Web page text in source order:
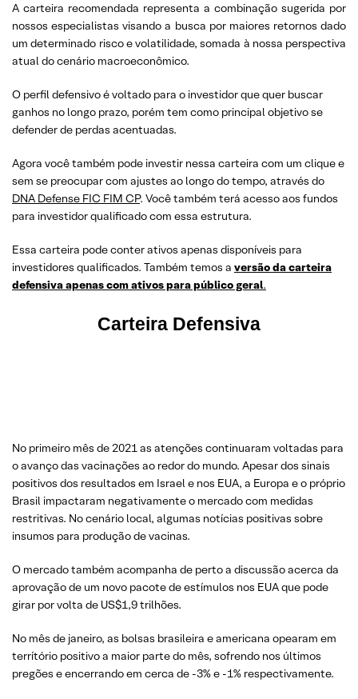
A carteira recomendada representa a combinação sugerida por
nossos especialistas visando a busca por maiores retornos dado
um determinado risco e volatilidade, somada à nossa perspectiva
atual do cenário macroeconômico.
O perfil defensivo é voltado para o investidor que quer buscar
ganhos no longo prazo, porém tem como principal objetivo se
defender de perdas acentuadas.
Agora você também pode investir nessa carteira com um clique e
sem se preocupar com ajustes ao longo do tempo, através do
DNA Defense FIC FIM CP. Você também terá acesso aos fundos
para investidor qualificado com essa estrutura.
Essa carteira pode conter ativos apenas disponíveis para
investidores qualificados. Também temos a versão da carteira
defensiva apenas com ativos para público geral.
Carteira Defensiva
No primeiro mês de 2021 as atenções continuaram voltadas para
o avanço das vacinações ao redor do mundo. Apesar dos sinais
positivos dos resultados em Israel e nos EUA, a Europa e o próprio
Brasil impactaram negativamente o mercado com medidas
restritivas. No cenário local, algumas notícias positivas sobre
insumos para produção de vacinas.
O mercado também acompanha de perto a discussão acerca da
aprovação de um novo pacote de estímulos nos EUA que pode
girar por volta de US$1,9 trilhões.
No mês de janeiro, as bolsas brasileira e americana opearam em
terrítório positivo a maior parte do mês, sofrendo nos últimos
pregões e encerrando em cerca de -3% e -1% respectivamente.